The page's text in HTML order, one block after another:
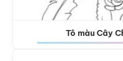
Tô màu Cây